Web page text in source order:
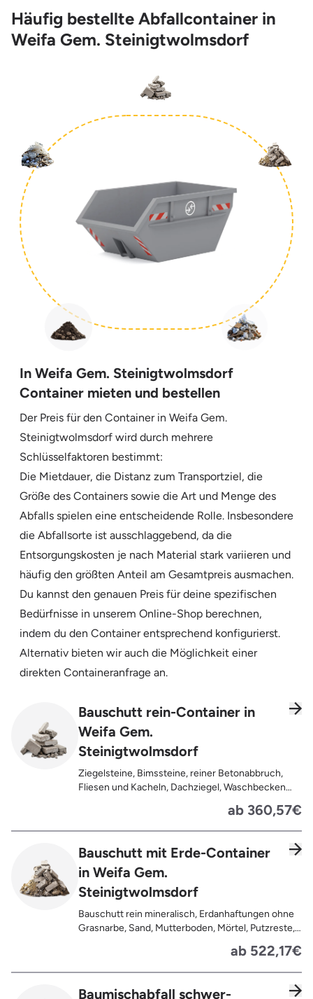
Häufig bestellte Abfallcontainer in
Weifa Gem. Steinigtwolmsdorf
In Weifa Gem. Steinigtwolmsdorf
Container mieten und bestellen
Der Preis für den Container in Weifa Gem.
Steinigtwolmsdorf wird durch mehrere
Schlüsselfaktoren bestimmt:
Die Mietdauer, die Distanz zum Transportziel, die
Größe des Containers sowie die Art und Menge des
Abfalls spielen eine entscheidende Rolle. Insbesondere
die Abfallsorte ist ausschlaggebend, da die
Entsorgungskosten je nach Material stark variieren und
häufig den größten Anteil am Gesamtpreis ausmachen.
Du kannst den genauen Preis für deine spezifischen
Bedürfnisse in unserem Online-Shop berechnen,
indem du den Container entsprechend konfigurierst.
Alternativ bieten wir auch die Möglichkeit einer
direkten Containeranfrage an.
Bauschutt rein-Container in
Weifa Gem.
Steinigtwolmsdorf
Ziegelsteine, Bimssteine, reiner Betonabbruch,
Fliesen und Kacheln, Dachziegel, Waschbecken
Pflastersteine, Kalksand-Mauerwerk, Zement und
Putzreste
ab 360,57€
Bauschutt mit Erde-Container
in Weifa Gem.
Steinigtwolmsdorf
Bauschutt rein mineralisch, Erdanhaftungen ohne
Grasnarbe, Sand, Mutterboden, Mörtel, Putzreste,
ab 522,17€
Baumischabfall schwer-